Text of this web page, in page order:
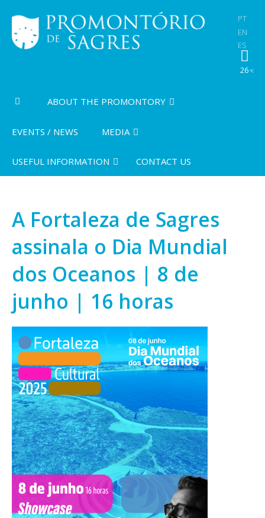
PT
EN
ES
26 ºC
ABOUT THE PROMONTORY
EVENTS / NEWS MEDIA
USEFUL INFORMATION CONTACT US
A Fortaleza de Sagres
assinala o Dia Mundial
dos Oceanos | 8 de
junho | 16 horas